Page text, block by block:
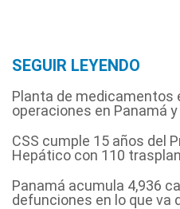
SEGUIR LEYENDO
Planta de medicamentos
operaciones en Panamá
CSS cumple 15 años del
Hepático con 110
Panamá acumula 4,936
defunciones en lo que va